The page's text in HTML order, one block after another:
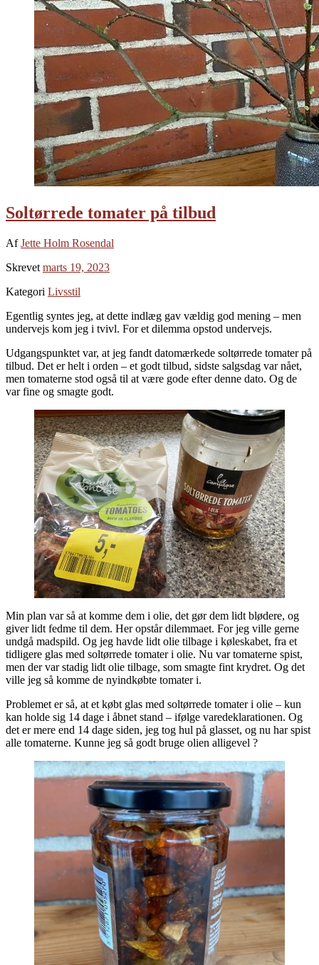
Soltørrede tomater på tilbud
AfJette Holm Rosendal
Skrevet marts 19, 2023
Kategori Livsstil
Egentlig syntes jeg, at dette indlæg gav vældig god mening – men
undervejs kom jeg i tvivl. For et dilemma opstod undervejs.
Udgangspunktet var, at jeg fandt datomærkede soltørrede tomater på
tilbud. Det er helt i orden – et godt tilbud, sidste salgsdag var nået,
men tomaterne stod også til at være gode efter denne dato. Og de
var fine og smagte godt.
Min plan var så at komme dem i olie, det gør dem lidt blødere, og
giver lidt fedme til dem. Her opstår dilemmaet. For jeg ville gerne
undgå madspild. Og jeg havde lidt olie tilbage i køleskabet, fra et
tidligere glas med soltørrede tomater i olie. Nu var tomaterne spist,
men der var stadig lidt olie tilbage, som smagte fint krydret. Og det
ville jeg så komme de nyindkøbte tomater i.
Problemet er så, at et købt glas med soltørrede tomater i olie – kun
kan holde sig 14 dage i åbnet stand – ifølge varedeklarationen. Og
det er mere end 14 dage siden, jeg tog hul på glasset, og nu har spist
alle tomaterne. Kunne jeg så godt bruge olien alligevel ?